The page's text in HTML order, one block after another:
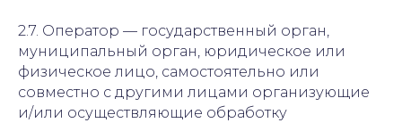
2.7. Оператор — государственный орган,
муниципальный орган, юридическое или
физическое лицо, самостоятельно или
совместно с другими лицами организующие
и/или осуществляющие обработку